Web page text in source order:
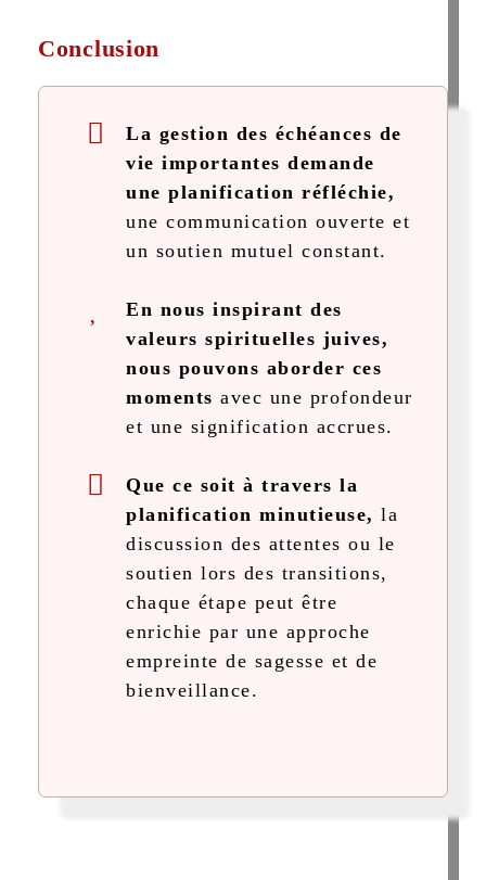
Conclusion
La gestion des échéances de
vie importantes demande
une planification réfléchie,
une communication ouverte et
un soutien mutuel constant.
En nous inspirant des
valeurs spirituelles juives,
nous pouvons aborder ces
moments avec une profondeur
et une signification accrues.
Que ce soit à travers la
planification minutieuse, la
discussion des attentes ou le
soutien lors des transitions,
chaque étape peut être
enrichie par une approche
empreinte de sagesse et de
bienveillance.